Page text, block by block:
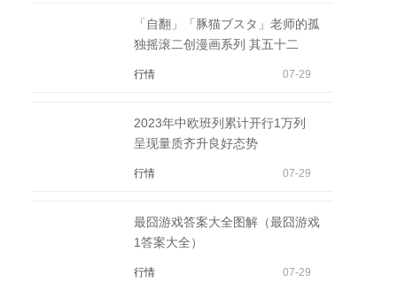
「自翻」「豚猫ブスタ」老师的孤
独摇滚二创漫画系列 其五十二
行情 07-29
2023年中欧班列累计开行1万列
呈现量质齐升良好态势
行情 07-29
最囧游戏答案大全图解（最囧游戏
1答案大全）
行情 07-29